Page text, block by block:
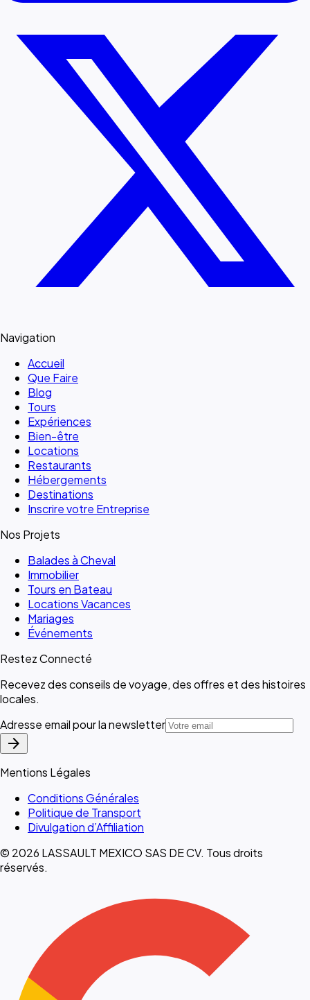
Navigation
Accueil
Que Faire
Blog
Tours
Expériences
Bien-être
Locations
Restaurants
Hébergements
Destinations
Inscrire votre Entreprise
Nos Projets
Balades à Cheval
Immobilier
Tours en Bateau
Locations Vacances
Mariages
Événements
Restez Connecté
Recevez des conseils de voyage, des offres et des histoires
locales.
Adresse email pour la newsletter
arrow_forward
Mentions Légales
Conditions Générales
Politique de Transport
Divulgation d’Affiliation
© 2026 LASSAULT MEXICO SAS DE CV. Tous droits
réservés.